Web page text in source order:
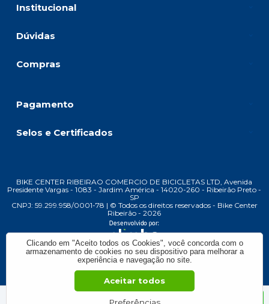
Institucional
Dúvidas
Compras
Pagamento
Selos e Certificados
BIKE CENTER RIBEIRAO COMERCIO DE BICICLETAS LTD, Avenida
Presidente Vargas - 1083 - Jardim América - 14020-260 - Ribeirão Preto -
SP
CNPJ: 59.299.958/0001-78 | © Todos os direitos reservados - Bike Center
Ribeirão - 2026
Clicando em "Aceito todos os Cookies", você concorda com o
armazenamento de cookies no seu dispositivo para melhorar a
experiência e navegação no site.
Aceitar todos